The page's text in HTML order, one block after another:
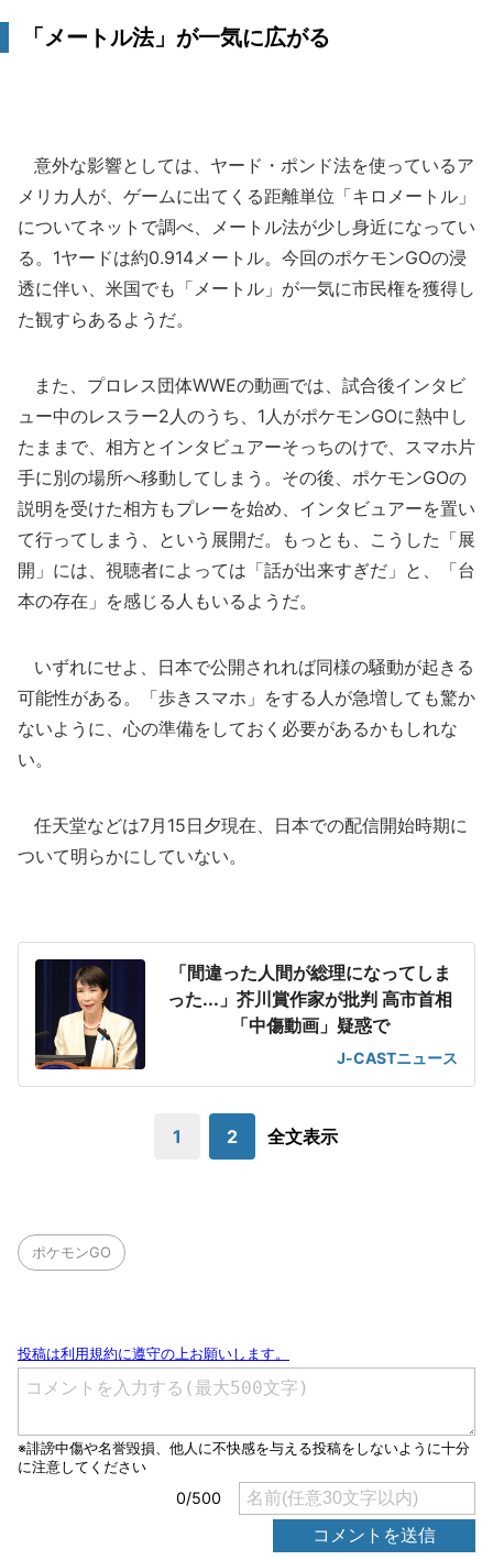
「メートル法」が一気に広がる
意外な影響としては、ヤード・ポンド法を使っているア
メリカ人が、ゲームに出てくる距離単位「キロメートル」
についてネットで調べ、メートル法が少し身近になってい
る。1ヤードは約0.914メートル。今回のポケモンGOの浸
透に伴い、米国でも「メートル」が一気に市民権を獲得し
た観すらあるようだ。
また、プロレス団体WWEの動画では、試合後インタビ
ュー中のレスラー2人のうち、1人がポケモンGOに熱中し
たままで、相方とインタビュアーそっちのけで、スマホ片
手に別の場所へ移動してしまう。その後、ポケモンGOの
説明を受けた相方もプレーを始め、インタビュアーを置い
て行ってしまう、という展開だ。もっとも、こうした「展
開」には、視聴者によっては「話が出来すぎだ」と、「台
本の存在」を感じる人もいるようだ。
いずれにせよ、日本で公開されれば同様の騒動が起きる
可能性がある。「歩きスマホ」をする人が急増しても驚か
ないように、心の準備をしておく必要があるかもしれな
い。
任天堂などは7月15日夕現在、日本での配信開始時期に
ついて明らかにしていない。
「間違った人間が総理になってしま
った...」芥川賞作家が批判 高市首相
「中傷動画」疑惑で
J-CASTニュース
1 2 全文表示
ポケモンGO